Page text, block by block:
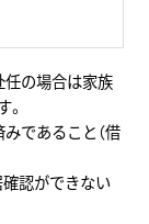
任の場合は家族
であること（借
認ができない